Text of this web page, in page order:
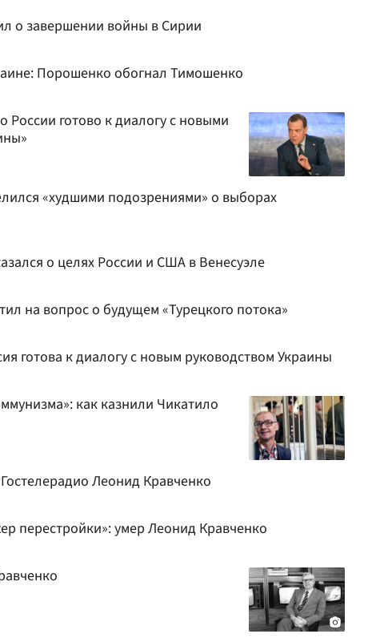
о завершении войны в Сирии
Порошенко обогнал Тимошенко
России готово к диалогу с новыми
«худшими подозрениями» о выборах
о целях России и США в Венесуэле
на вопрос о будущем «Турецкого потока»
готова к диалогу с новым руководством Украины
как казнили Чикатило
Леонид Кравченко
перестройки»: умер Леонид Кравченко